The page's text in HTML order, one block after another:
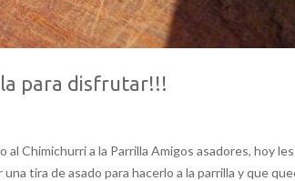
para disfrutar!!!
Chimichurri a la Parrilla Amigos asadores, hoy les
tira de asado para hacerlo a la parrilla y que